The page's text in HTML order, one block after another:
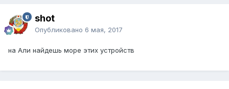
shot
Опубликовано 6 мая, 2017
на Али найдешь море этих устройств